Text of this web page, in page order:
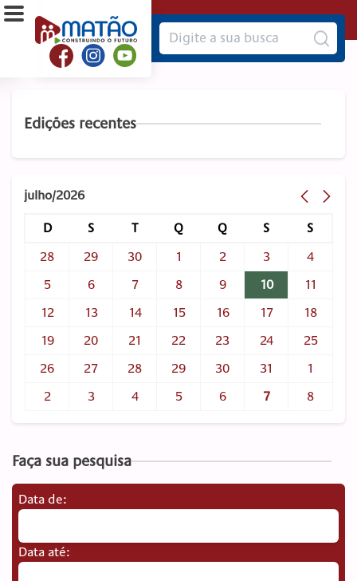
Edições recentes
julho/2026
D S T Q Q S
S
28
29 30 1 2 3
4
5
6 7 8 9 10
11
12
13 14 15 16 17
18
19
20 21 22 23 24
25
26
27 28 29 30 31
1
2
3 4 5 6 7 8
Faça sua pesquisa
Data de:
Data até: